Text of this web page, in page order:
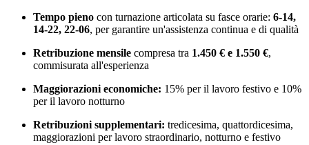
Tempo pieno con turnazione articolata su fasce orarie: 6-14,
14-22, 22-06, per garantire un'assistenza continua e di qualità
Retribuzione mensile compresa tra 1.450 € e 1.550 €,
commisurata all'esperienza
Maggiorazioni economiche: 15% per il lavoro festivo e 10%
per il lavoro notturno
Retribuzioni supplementari: tredicesima, quattordicesima,
maggiorazioni per lavoro straordinario, notturno e festivo